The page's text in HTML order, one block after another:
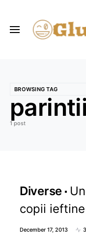
BROWSING TAG
parintii
1 post
Diverse
copii
December 17, 2013